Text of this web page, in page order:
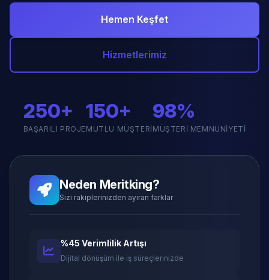
Hemen Keşfet
Hizmetlerimiz
250+
BAŞARILI PROJE
150+
MUTLU MÜŞTERI
98%
MÜŞTERI MEMNUNIYETI
Neden Meritking?
Sizi rakiplerinizden ayıran farklar
%45 Verimlilik Artışı
Dijital dönüşüm ile iş süreçlerinizde